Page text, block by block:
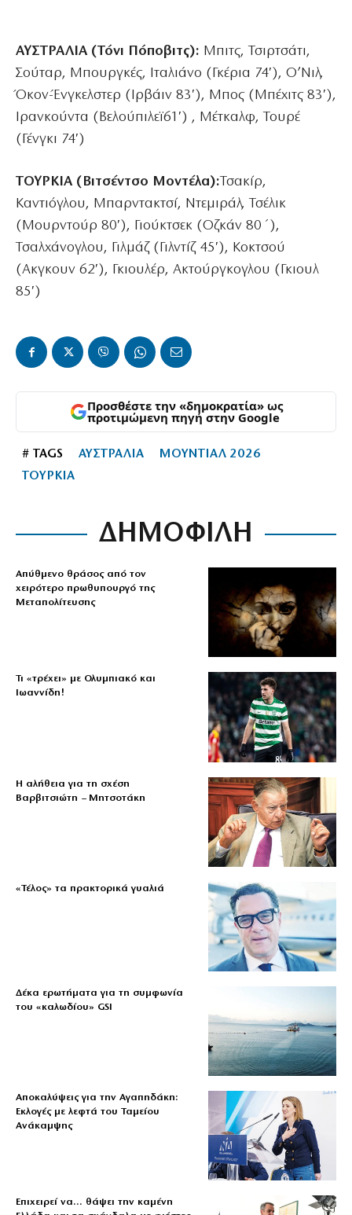
ΑΥΣΤΡΑΛΙΑ (Τόνι Πόποβιτς): Μπιτς, Τσιρτσάτι,
Σούταρ, Μπουργκές, Ιταλιάνο (Γκέρια 74′), Ο’Νιλ,
Όκον-Ένγκελστερ (Ιρβάιν 83′), Μπος (Μπέχιτς 83′),
Ιρανκούντα (Βελούπιλεϊ61′) , Μέτκαλφ, Τουρέ
(Γένγκι 74′)
ΤΟΥΡΚΙΑ (Βιτσέντσο Μοντέλα):Τσακίρ,
Καντιόγλου, Μπαρντακτσί, Ντεμιράλ, Τσέλικ
(Μουρντούρ 80′), Γιούκτσεκ (Οζκάν 80΄),
Τσαλχάνογλου, Γιλμάζ (Γιλντίζ 45′), Κοκτσού
(Ακγκουν 62′), Γκιουλέρ, Ακτούργκογλου (Γκιουλ
85′)
Προσθέστε την «δημοκρατία» ως
προτιμώμενη πηγή στην Google
# TAGS ΑΥΣΤΡΑΛΙΑ
ΜΟΥΝΤΙΑΛ 2026
ΤΟΥΡΚΙΑ
ΔΗΜΟΦΙΛΗ
Απύθμενο θράσος από τον
χειρότερο πρωθυπουργό της
Μεταπολίτευσης
Τι «τρέχει» με Ολυμπιακό και
Ιωαννίδη!
Η αλήθεια για τη σχέση
Βαρβιτσιώτη – Μητσοτάκη
«Τέλος» τα πρακτορικά γυαλιά
Δέκα ερωτήματα για τη συμφωνία
του «καλωδίου» GSI
Αποκαλύψεις για την Αγαπηδάκη:
Εκλογές με λεφτά του Ταμείου
Ανάκαμψης
Επιχειρεί να… θάψει την καμένη